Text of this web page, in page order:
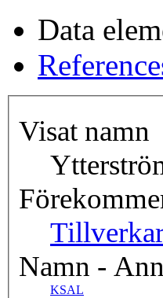
Data
Visat namn
Namn -
KSAL